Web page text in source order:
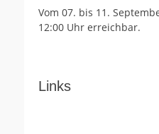
Vom 07. bis 11.
12:00 Uhr erreichbar.
Links